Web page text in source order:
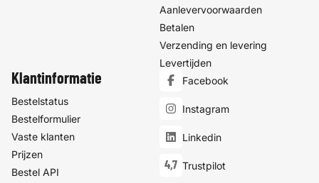
Aanlevervoorwaarden
Betalen
Verzending en levering
Levertijden
Klantinformatie
Bestelstatus
Bestelformulier
Vaste klanten
Prijzen
Bestel API
Facebook
Instagram
Linkedin
4,7 Trustpilot